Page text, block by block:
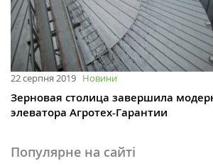
22 серпня 2019 Новини
Зерновая столица завершила
элеватора Агротех-Гарантии
Популярне на сайті